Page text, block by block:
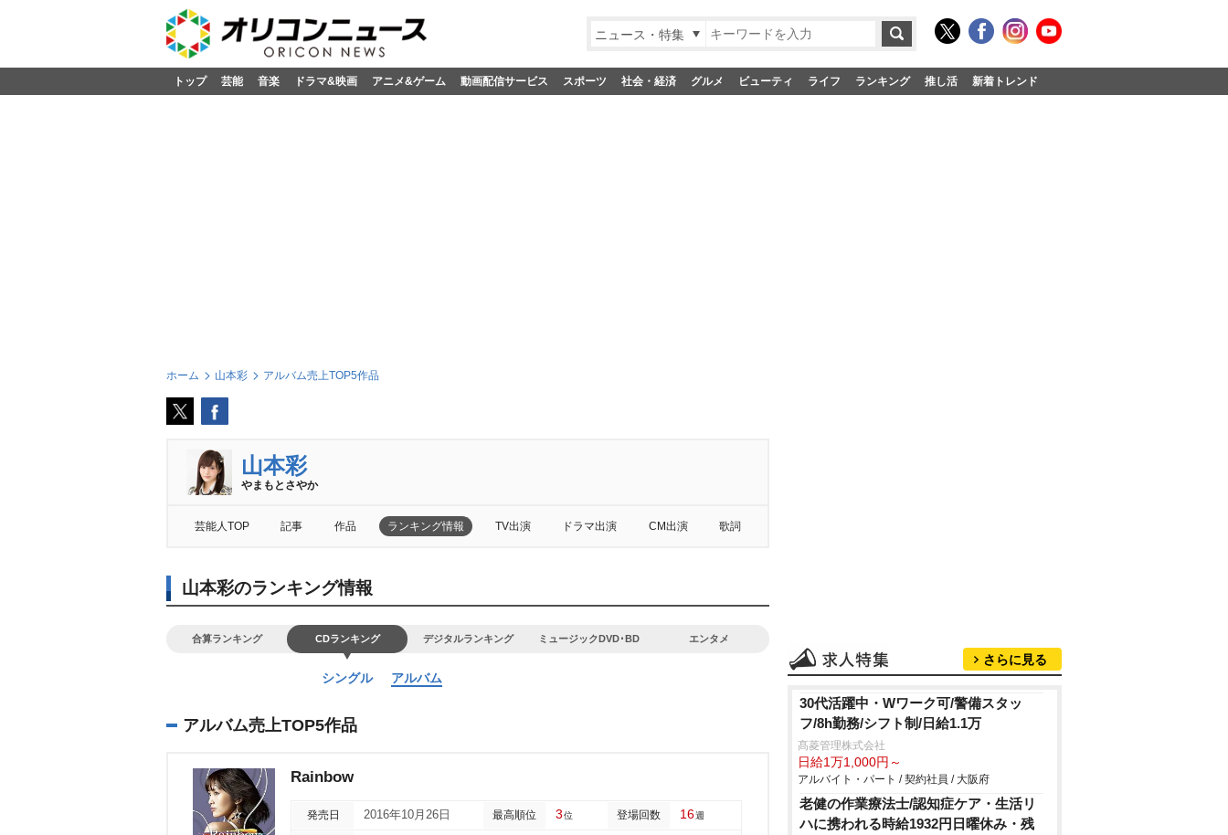
ニュース・特集
トップ 芸能 音楽 ドラマ&映画 アニメ&ゲーム 動画配信サービス スポーツ 社会・経済 グルメ ビューティ ライフ ランキング 推し活 新着トレンド
ホーム 山本彩 アルバム売上TOP5作品
山本彩
まもとさやか
芸能人TOP 記事 作品 ランキング情報 TV出演 ドラマ出演 CM出演 歌詞
山本彩のランキング情報
合算ランキング CDランキング デジタルランキング ミュージックDVD･BD エンタメ
シングル アルバム
アルバム売上TOP5作品
Rainbow
発売日 2016年10月26日 最高順位 3位 登場回数 16週
さらに見る
30代活躍中・Wワーク可/警備スタッ
フ/8h勤務/シフト制/日給1.1万
髙菱管理株式会社
日給1万1,000円～
アルバイト・パート / 契約社員 / 大阪府
老健の作業療法士/認知症ケア・生活リ
ハに携われる時給1932円日曜休み・残